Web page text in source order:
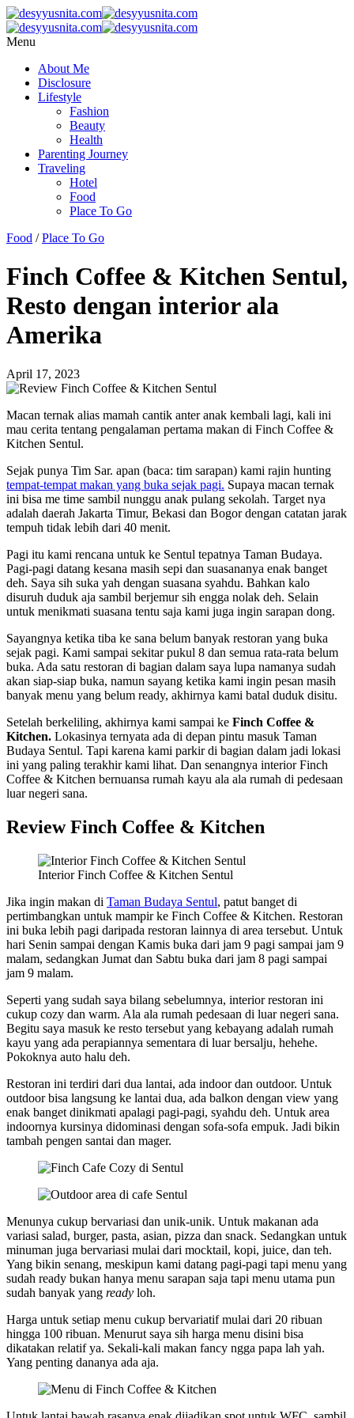
Menu
About Me
Disclosure
Lifestyle
Fashion
Beauty
Health
Parenting Journey
Traveling
Hotel
Food
Place To Go
Food /Place To Go
Finch Coffee & Kitchen Sentul,
Resto dengan interior ala
Amerika
April 17, 2023
Macan ternak alias mamah cantik anter anak kembali lagi, kali ini
mau cerita tentang pengalaman pertama makan di Finch Coffee &
Kitchen Sentul.
Sejak punya Tim Sar. apan (baca: tim sarapan) kami rajin hunting
tempat-tempat makan yang buka sejak pagi. Supaya macan ternak
ini bisa me time sambil nunggu anak pulang sekolah. Target nya
adalah daerah Jakarta Timur, Bekasi dan Bogor dengan catatan jarak
tempuh tidak lebih dari 40 menit.
Pagi itu kami rencana untuk ke Sentul tepatnya Taman Budaya.
Pagi-pagi datang kesana masih sepi dan suasananya enak banget
deh. Saya sih suka yah dengan suasana syahdu. Bahkan kalo
disuruh duduk aja sambil berjemur sih engga nolak deh. Selain
untuk menikmati suasana tentu saja kami juga ingin sarapan dong.
Sayangnya ketika tiba ke sana belum banyak restoran yang buka
sejak pagi. Kami sampai sekitar pukul 8 dan semua rata-rata belum
buka. Ada satu restoran di bagian dalam saya lupa namanya sudah
akan siap-siap buka, namun sayang ketika kami ingin pesan masih
banyak menu yang belum ready, akhirnya kami batal duduk disitu.
Setelah berkeliling, akhirnya kami sampai ke Finch Coffee &
Kitchen. Lokasinya ternyata ada di depan pintu masuk Taman
Budaya Sentul. Tapi karena kami parkir di bagian dalam jadi lokasi
ini yang paling terakhir kami lihat. Dan senangnya interior Finch
Coffee & Kitchen bernuansa rumah kayu ala ala rumah di pedesaan
luar negeri sana.
Review Finch Coffee & Kitchen
Interior Finch Coffee & Kitchen Sentul
Jika ingin makan di Taman Budaya Sentul, patut banget di
pertimbangkan untuk mampir ke Finch Coffee & Kitchen. Restoran
ini buka lebih pagi daripada restoran lainnya di area tersebut. Untuk
hari Senin sampai dengan Kamis buka dari jam 9 pagi sampai jam 9
malam, sedangkan Jumat dan Sabtu buka dari jam 8 pagi sampai
jam 9 malam.
Seperti yang sudah saya bilang sebelumnya, interior restoran ini
cukup cozy dan warm. Ala ala rumah pedesaan di luar negeri sana.
Begitu saya masuk ke resto tersebut yang kebayang adalah rumah
kayu yang ada perapiannya sementara di luar bersalju, hehehe.
Pokoknya auto halu deh.
Restoran ini terdiri dari dua lantai, ada indoor dan outdoor. Untuk
outdoor bisa langsung ke lantai dua, ada balkon dengan view yang
enak banget dinikmati apalagi pagi-pagi, syahdu deh. Untuk area
indoornya kursinya didominasi dengan sofa-sofa empuk. Jadi bikin
tambah pengen santai dan mager.
Menunya cukup bervariasi dan unik-unik. Untuk makanan ada
variasi salad, burger, pasta, asian, pizza dan snack. Sedangkan untuk
minuman juga bervariasi mulai dari mocktail, kopi, juice, dan teh.
Yang bikin senang, meskipun kami datang pagi-pagi tapi menu yang
sudah ready bukan hanya menu sarapan saja tapi menu utama pun
sudah banyak yang ready loh.
Harga untuk setiap menu cukup bervariatif mulai dari 20 ribuan
hingga 100 ribuan. Menurut saya sih harga menu disini bisa
dikatakan relatif ya. Sekali-kali makan fancy ngga papa lah yah.
Yang penting dananya ada aja.